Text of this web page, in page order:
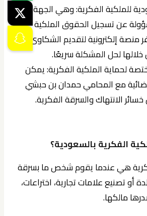
للملكية الفكرية: وهي الجهة
عن تسجيل الحقوق الملكية
منصة إلكترونية لتقديم الشكاوى
خلالها لحل المشكلة سريعًا.
لحماية الملكية الفكرية: يمكن
مع المحامي حمدان بن حبشي
الانتهاك والسرقة الفكرية.
الفكرية بالسعودية؟
هي عندما يقوم شخص ما بسرقة
تصنيع علامات تجارية، اختراعات،
مالكها.